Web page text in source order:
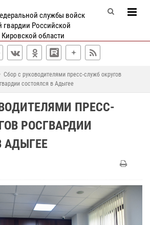
службы войск
гвардии Российской
области
Сбор с руководителями пресс-служб округов
состоялся в Адыгее
ПРЕСС-
РОСГВАРДИИ
АДЫГЕЕ